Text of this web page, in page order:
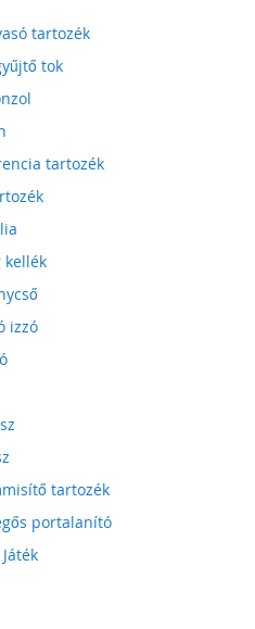
tartozék
tok
tartozék
kellék
izzó
tartozék
portalanító